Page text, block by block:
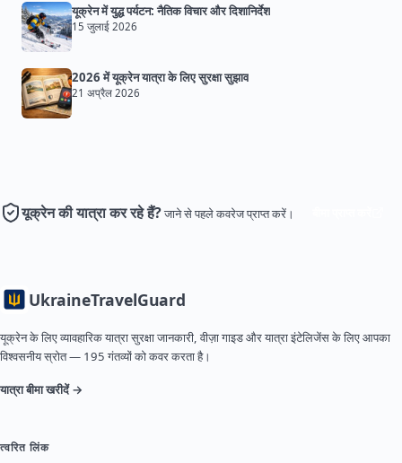
यूक्रेन में युद्ध पर्यटन: नैतिक विचार और दिशानिर्देश
15 जुलाई 2026
2026 में यूक्रेन यात्रा के लिए सुरक्षा सुझाव
21 अप्रैल 2026
यूक्रेन की यात्रा कर रहे हैं?जाने से पहले कवरेज प्राप्त करें।
UkraineTravelGuard
यूक्रेन के लिए व्यावहारिक यात्रा सुरक्षा जानकारी, वीज़ा गाइड और यात्रा इंटेलिजेंस के लिए आपका
विश्वसनीय स्रोत — 195 गंतव्यों को कवर करता है।
यात्रा बीमा खरीदें →
त्वरित लिंक